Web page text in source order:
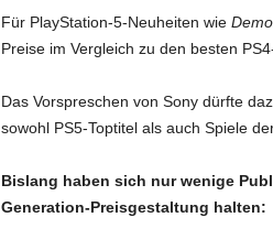
Für PlayStation-5-Neuheiten wie
Preise im Vergleich zu den besten
Das Vorspreschen von Sony dürfte
sowohl PS5-Toptitel als auch Spiele
Bislang haben sich nur wenige
Generation-Preisgestaltung halten: